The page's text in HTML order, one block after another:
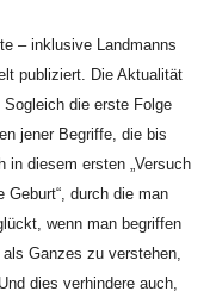
– inklusive Landmanns
publiziert. Die Aktualität
die erste Folge
jener Begriffe, die bis
in diesem ersten „Versuch
Geburt“, durch die man
wenn man begriffen
Ganzes zu verstehen,
dies verhindere auch,